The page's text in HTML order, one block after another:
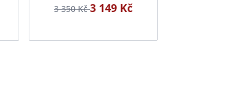
3 350 Kč3 149 Kč